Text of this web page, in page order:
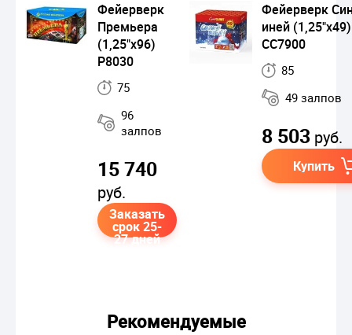
Фейерверк
Премьера
(1,25"х96)
Р8030
75
96
залпов
15 740
руб.
Заказать
срок 25-
27 дней
Фейерверк
иней (1,25"х49)
СС7900
85
49 залпов
8 503 руб.
Купить
Рекомендуемые